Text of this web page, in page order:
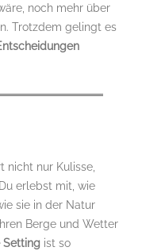
noch mehr über
Trotzdem gelingt es
nicht nur Kulisse,
erlebst mit, wie
sie in der Natur
Berge und Wetter
Setting ist so